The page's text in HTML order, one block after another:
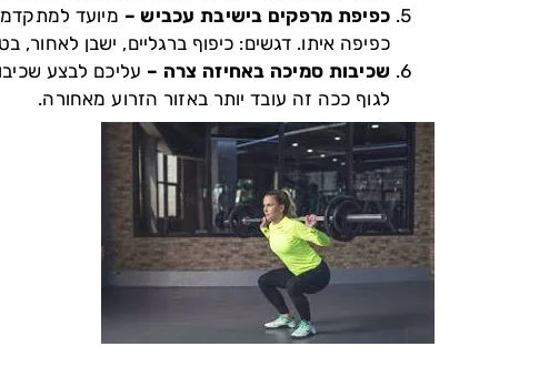
כפיפת מרפקים בישיבת עכביש – מיועד
כפיפה איתו. דגשים: כיפוף ברגליים, ישבן לאחור,
שכיבות סמיכה באחיזה צרה – עליכם לבצע
לגוף ככה זה עובד יותר באזור הזרוע מאחורה.